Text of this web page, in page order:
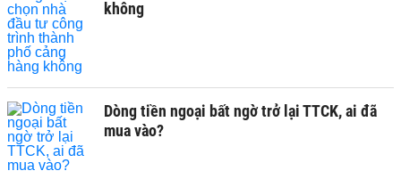
không
Dòng tiền ngoại bất ngờ trở lại TTCK, ai đã
mua vào?